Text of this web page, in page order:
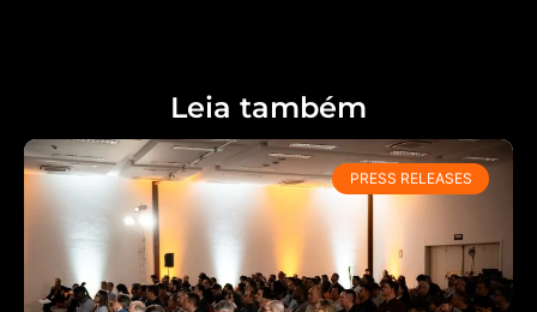
Leia também
PRESS RELEASES